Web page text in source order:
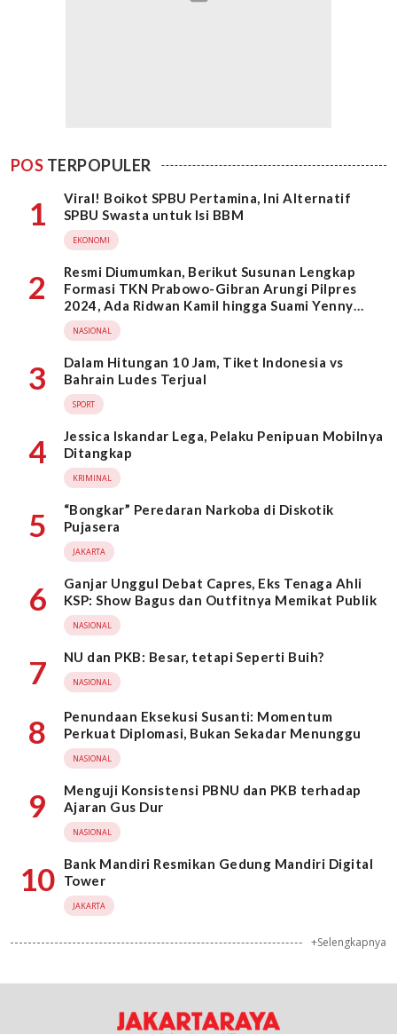
POS TERPOPULER
1
Viral! Boikot SPBU Pertamina, Ini Alternatif
SPBU Swasta untuk Isi BBM
EKONOMI
2
Resmi Diumumkan, Berikut Susunan Lengkap
Formasi TKN Prabowo-Gibran Arungi Pilpres
2024, Ada Ridwan Kamil hingga Suami Yenny
Wahid
NASIONAL
3
Dalam Hitungan 10 Jam, Tiket Indonesia vs
Bahrain Ludes Terjual
SPORT
4
Jessica Iskandar Lega, Pelaku Penipuan Mobilnya
Ditangkap
KRIMINAL
5
“Bongkar” Peredaran Narkoba di Diskotik
Pujasera
JAKARTA
6
Ganjar Unggul Debat Capres, Eks Tenaga Ahli
KSP: Show Bagus dan Outfitnya Memikat Publik
NASIONAL
7 NU dan PKB: Besar, tetapi Seperti Buih?
NASIONAL
8
Penundaan Eksekusi Susanti: Momentum
Perkuat Diplomasi, Bukan Sekadar Menunggu
NASIONAL
9
Menguji Konsistensi PBNU dan PKB terhadap
Ajaran Gus Dur
NASIONAL
10
Bank Mandiri Resmikan Gedung Mandiri Digital
Tower
JAKARTA
+Selengkapnya